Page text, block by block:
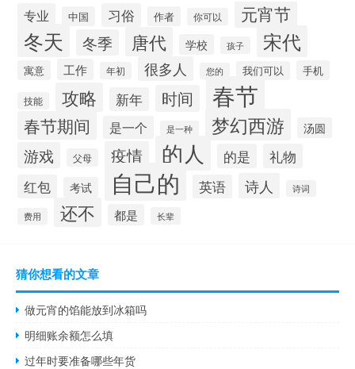
专业 中国 习俗 作者 你可以 元宵节
冬天 冬季 唐代 学校 孩子 宋代
寓意 工作 年初 很多人 您的 我们可以 手机
技能 攻略 新年 时间 春节
春节期间 是一个 是一种 梦幻西游 汤圆
游戏 父母 疫情 的人 的是 礼物
红包 考试 自己的 英语 诗人 诗词
费用 还不 都是 长辈
猜你想看的文章
做元宵的馅能放到冰箱吗
明细账余额怎么填
过年时要准备哪些年货